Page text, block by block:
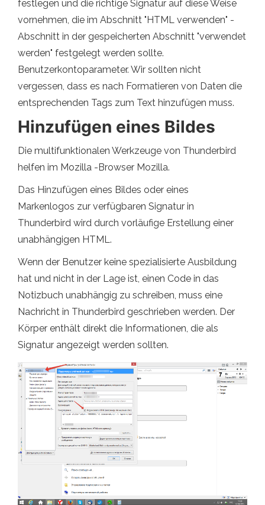
festlegen und die richtige Signatur auf diese Weise
vornehmen, die im Abschnitt "HTML verwenden" -
Abschnitt in der gespeicherten Abschnitt "verwendet
werden" festgelegt werden sollte.
Benutzerkontoparameter. Wir sollten nicht
vergessen, dass es nach Formatieren von Daten die
entsprechenden Tags zum Text hinzufügen muss.
Hinzufügen eines Bildes
Die multifunktionalen Werkzeuge von Thunderbird
helfen im Mozilla -Browser Mozilla.
Das Hinzufügen eines Bildes oder eines
Markenlogos zur verfügbaren Signatur in
Thunderbird wird durch vorläufige Erstellung einer
unabhängigen HTML.
Wenn der Benutzer keine spezialisierte Ausbildung
hat und nicht in der Lage ist, einen Code in das
Notizbuch unabhängig zu schreiben, muss eine
Nachricht in Thunderbird geschrieben werden. Der
Körper enthält direkt die Informationen, die als
Signatur angezeigt werden sollten.